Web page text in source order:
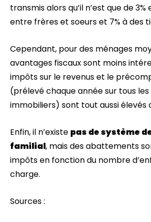
transmis alors qu’il n’est que de 3%
entre frères et soeurs et 7% à des
Cependant, pour des ménages
avantages fiscaux sont moins
impôts sur le revenus et le
(prélevé chaque année sur tous les
immobiliers) sont tout aussi élevés
Enfin, il n’existe pas de système
familial, mais des abattements
impôts en fonction du nombre
charge.
Sources :